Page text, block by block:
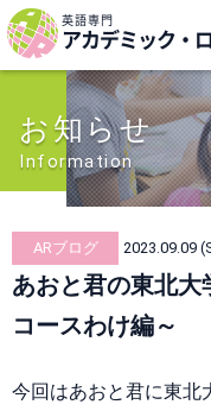
英語専門
アカデミック・
お知らせ
Information
ARブログ 2023.09.09
あおと君の東北
コースわけ編～
今回はあおと君に東北